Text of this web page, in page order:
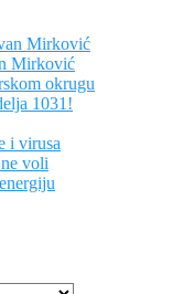
Mirković
Mirković
okrugu
1031!
i virusa
voli